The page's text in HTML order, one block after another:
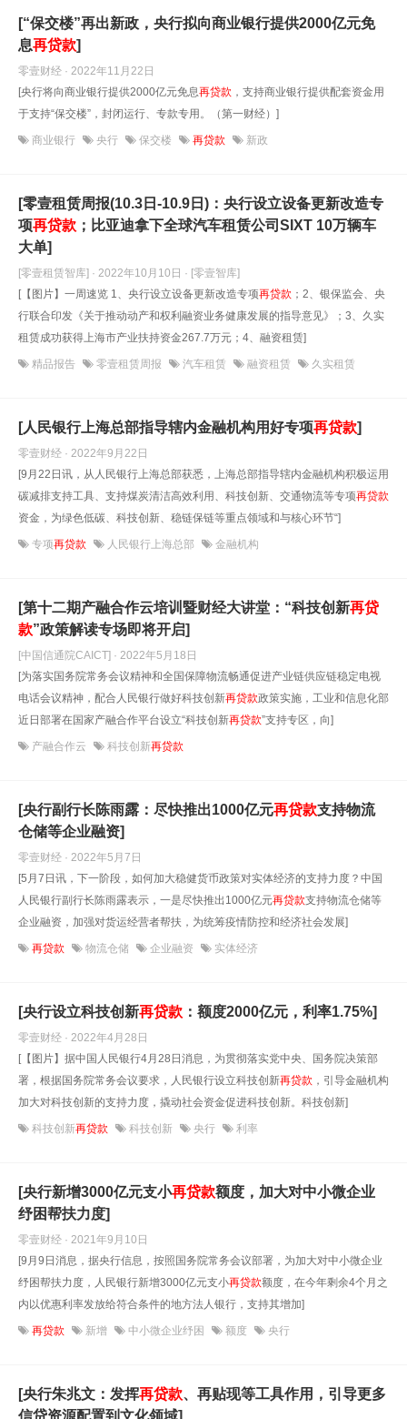
[“保交楼”再出新政，央行拟向商业银行提供2000亿元免
息再贷款]
零壹财经 · 2022年11月22日
[央行将向商业银行提供2000亿元免息再贷款 ，支持商业银行提供配套资金用
于支持“保交楼”，封闭运行、专款专用。（第一财经）]
商业银行 央行 保交楼 再贷款 新政
[零壹租赁周报(10.3日-10.9日)：央行设立设备更新改造专
项再贷款 ；比亚迪拿下全球汽车租赁公司SIXT 10万辆车
大单]
[零壹租赁智库] · 2022年10月10日 · [零壹智库]
[【图片】一周速览 1、央行设立设备更新改造专项再贷款 ；2、银保监会、央
行联合印发《关于推动动产和权利融资业务健康发展的指导意见》；3、久实
租赁成功获得上海市产业扶持资金267.7万元；4、融资租赁]
精品报告 零壹租赁周报 汽车租赁 融资租赁 久实租赁
[人民银行上海总部指导辖内金融机构用好专项再贷款]
零壹财经 · 2022年9月22日
[9月22日讯，从人民银行上海总部获悉，上海总部指导辖内金融机构积极运用
碳减排支持工具、支持煤炭清洁高效利用、科技创新、交通物流等专项再贷款
资金，为绿色低碳、科技创新、稳链保链等重点领域和与核心环节“]
专项再贷款 人民银行上海总部 金融机构
[第十二期产融合作云培训暨财经大讲堂：“科技创新再贷
款”政策解读专场即将开启]
[中国信通院CAICT] · 2022年5月18日
[为落实国务院常务会议精神和全国保障物流畅通促进产业链供应链稳定电视
电话会议精神，配合人民银行做好科技创新再贷款政策实施，工业和信息化部
近日部署在国家产融合作平台设立“科技创新再贷款”支持专区，向]
产融合作云 科技创新再贷款
[央行副行长陈雨露：尽快推出1000亿元再贷款支持物流
仓储等企业融资]
零壹财经 · 2022年5月7日
[5月7日讯，下一阶段，如何加大稳健货币政策对实体经济的支持力度？中国
人民银行副行长陈雨露表示，一是尽快推出1000亿元再贷款支持物流仓储等
企业融资，加强对货运经营者帮扶，为统筹疫情防控和经济社会发展]
再贷款 物流仓储 企业融资 实体经济
[央行设立科技创新再贷款 ：额度2000亿元，利率1.75%]
零壹财经 · 2022年4月28日
[【图片】据中国人民银行4月28日消息，为贯彻落实党中央、国务院决策部
署，根据国务院常务会议要求，人民银行设立科技创新再贷款 ，引导金融机构
加大对科技创新的支持力度，撬动社会资金促进科技创新。科技创新]
科技创新再贷款 科技创新 央行 利率
[央行新增3000亿元支小再贷款额度，加大对中小微企业
纾困帮扶力度]
零壹财经 · 2021年9月10日
[9月9日消息，据央行信息，按照国务院常务会议部署，为加大对中小微企业
纾困帮扶力度，人民银行新增3000亿元支小再贷款额度，在今年剩余4个月之
内以优惠利率发放给符合条件的地方法人银行，支持其增加]
再贷款 新增 中小微企业纾困 额度 央行
[央行朱兆文：发挥再贷款、再贴现等工具作用，引导更多
信贷资源配置到文化领域]